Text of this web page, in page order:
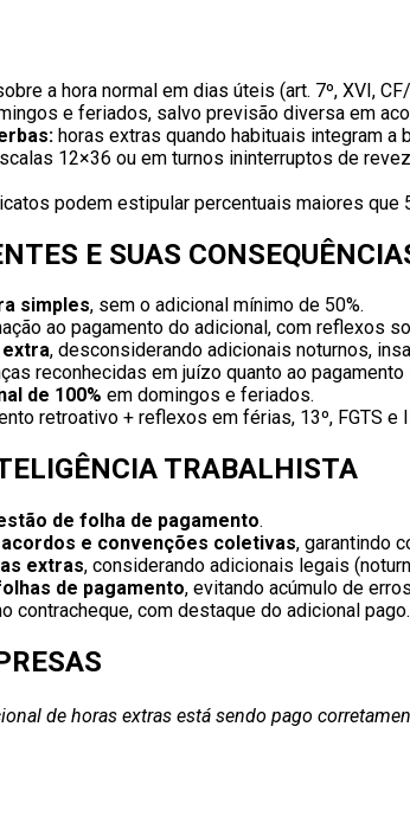
a hora normal em dias úteis (art. 7º, XVI,
e feriados, salvo previsão diversa em
horas extras quando habituais integram a
12×36 ou em turnos ininterruptos de
podem estipular percentuais maiores que
E SUAS
simples, sem o adicional mínimo de 50%.
ao pagamento do adicional, com reflexos
, desconsiderando adicionais noturnos,
reconhecidas em juízo quanto ao pagamento
de 100% em domingos e feriados.
retroativo + reflexos em férias, 13º, FGTS e
TRABALHISTA
de folha de pagamento.
e convenções coletivas, garantindo
extras, considerando adicionais legais
de pagamento, evitando acúmulo de
contracheque, com destaque do adicional pago.
de horas extras está sendo pago